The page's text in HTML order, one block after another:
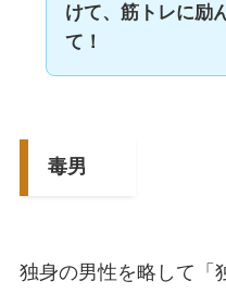
けて、筋トレに励
て！
毒男
独身の男性を略して「